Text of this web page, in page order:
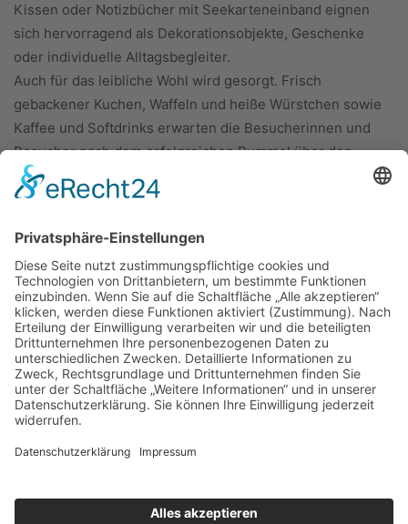
Kissen oder Notizbücher mit Seekarteneinband eignen
sich hervorragend als Dekorationsobjekte, Geschenke
oder individuelle Alltagsbegleiter.
Auch für das leibliche Wohl wird gesorgt. Frisch
gebackener Kuchen, Waffeln und heiße Würstchen sowie
Kaffee und Softdrinks erwarten die Besucherinnen und
Besucher nach dem erfolgreichen Bummel über den
Markt. Die Drachenseer freuen sich auf Ihren Besuch.
ÜBER UNS
KIEL LOKAL
Carsten Frahm Verlag, Inhaber Carsten Frahm
24113 Kiel
Kontaktieren Sie uns:redaktion@kiellokal.de